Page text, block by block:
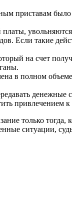
приставам
Если такие
на счет
в полном
денежные
привлечением к
только
ситуации,